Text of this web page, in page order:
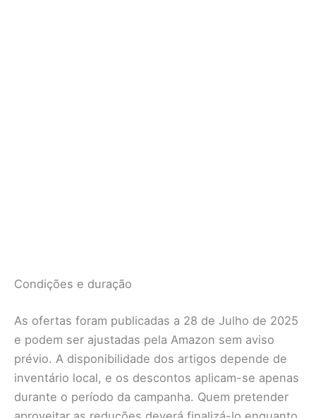
Condições e duração
As ofertas foram publicadas a 28 de Julho de 2025
e podem ser ajustadas pela Amazon sem aviso
prévio. A disponibilidade dos artigos depende de
inventário local, e os descontos aplicam-se apenas
durante o período da campanha. Quem pretender